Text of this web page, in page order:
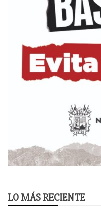
LO MÁS RECIENTE